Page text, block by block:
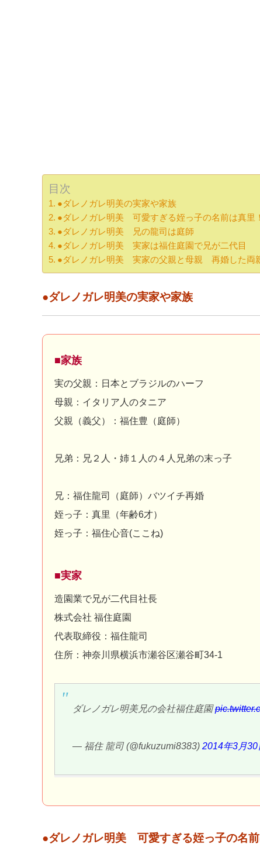
目次
●ダレノガレ明美の実家や家族
●ダレノガレ明美 可愛すぎる姪っ子の名前は真里
●ダレノガレ明美 兄の龍司は庭師
●ダレノガレ明美 実家は福住庭園で兄が二代目
●ダレノガレ明美 実家の父親と母親 再婚した両
●ダレノガレ明美の実家や家族
■家族
実の父親：日本とブラジルのハーフ
母親：イタリア人のタニア
父親（義父）：福住豊（庭師）
兄弟：兄２人・姉１人の４人兄弟の末っ子
兄：福住龍司（庭師）バツイチ再婚
姪っ子：真里（年齢6才）
姪っ子：福住心音(ここね)
■実家
造園業で兄が二代目社長
株式会社 福住庭園
代表取締役：福住龍司
住所：神奈川県横浜市瀬谷区瀬谷町34-1
ダレノガレ明美兄の会社福住庭園
— 福住 龍司 (@fukuzumi8383) 2014年3月30
●ダレノガレ明美 可愛すぎる姪っ子の名前